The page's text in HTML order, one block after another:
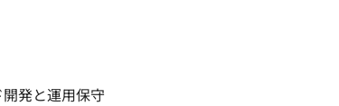
発と運用保守